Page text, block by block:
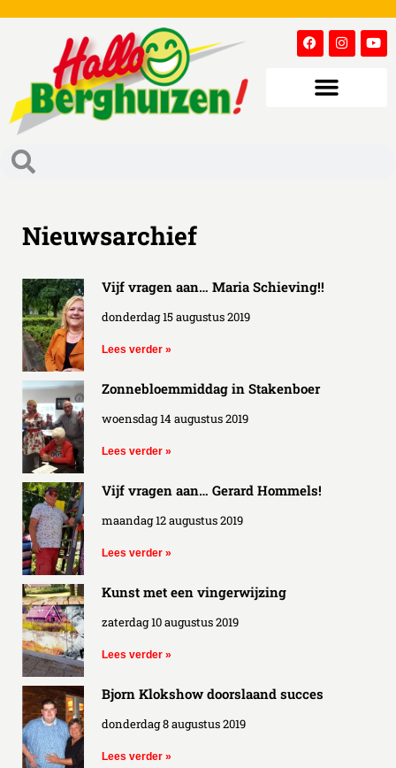
Nieuwsarchief
Vijf vragen aan… Maria Schieving!!
donderdag 15 augustus 2019
Lees verder »
Zonnebloemmiddag in Stakenboer
woensdag 14 augustus 2019
Lees verder »
Vijf vragen aan… Gerard Hommels!
maandag 12 augustus 2019
Lees verder »
Kunst met een vingerwijzing
zaterdag 10 augustus 2019
Lees verder »
Bjorn Klokshow doorslaand succes
donderdag 8 augustus 2019
Lees verder »